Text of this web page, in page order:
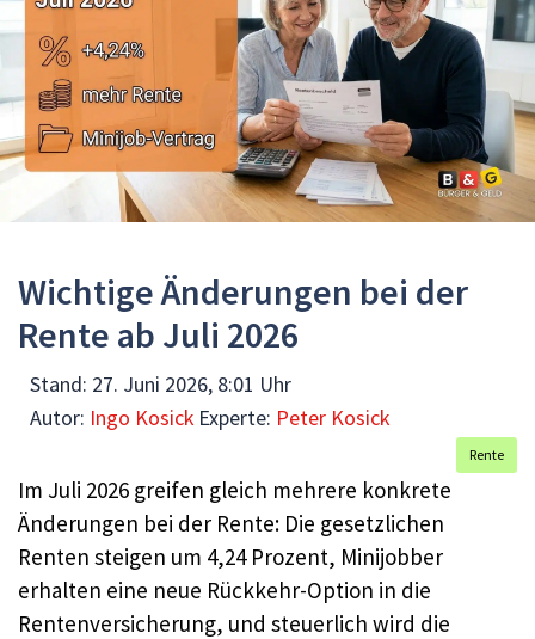
Wichtige Änderungen bei der
Rente ab Juli 2026
Stand: 27. Juni 2026, 8:01 Uhr
Autor: Ingo Kosick Experte: Peter Kosick
Rente
Im Juli 2026 greifen gleich mehrere konkrete
Änderungen bei der Rente: Die gesetzlichen
Renten steigen um 4,24 Prozent, Minijobber
erhalten eine neue Rückkehr-Option in die
Rentenversicherung, und steuerlich wird die